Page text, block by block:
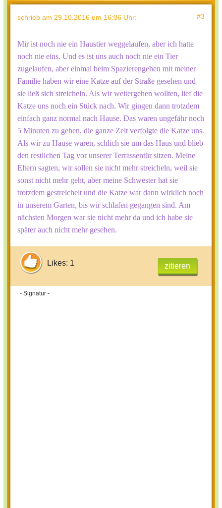
schrieb am 29.10.2016 um 16:06 Uhr: #3
Mir ist noch nie ein Haustier weggelaufen, aber ich hatte
noch nie eins. Und es ist uns auch noch nie ein Tier
zugelaufen, aber einmal beim Spazierengehen mit meiner
Familie haben wir eine Katze auf der Straße gesehen und
sie ließ sich streicheln. Als wir weitergehen wollten, lief die
Katze uns noch ein Stück nach. Wir gingen dann trotzdem
einfach ganz normal nach Hause. Das waren ungefähr noch
5 Minuten zu gehen, die ganze Zeit verfolgte die Katze uns.
Als wir zu Hause waren, schlich sie um das Haus und blieb
den restlichen Tag vor unserer Terrassentür sitzen. Meine
Eltern sagten, wir sollen sie nicht mehr streicheln, weil sie
sonst nicht mehr geht, aber meine Schwester hat sie
trotzdem gestreichelt und die Katze war dann wirklich noch
in unserem Garten, bis wir schlafen gegangen sind. Am
nächsten Morgen war sie nicht mehr da und ich habe sie
später auch nicht mehr gesehen.
Likes: 1 zitieren
- Signatur -